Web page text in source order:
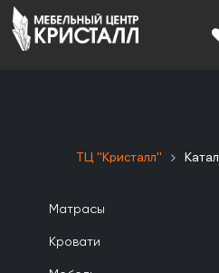
ТЦ "Кристалл"
Матрасы
Кровати